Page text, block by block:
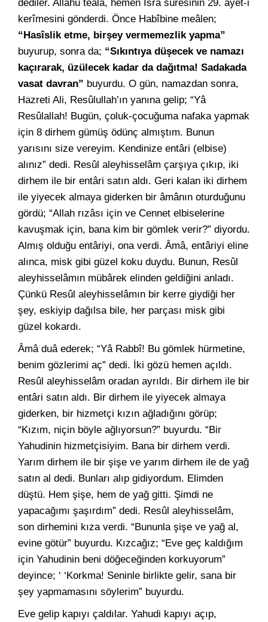
dediler. Allahü teâlâ, hemen İsrâ sûresinin 29. âyet-i
kerîmesini gönderdi. Önce Habîbine meâlen;
“Hasîslik etme, birşey vermemezlik yapma”
buyurup, sonra da; “Sıkıntıya düşecek ve namazı
kaçırarak, üzülecek kadar da dağıtma! Sadakada
vasat davran” buyurdu. O gün, namazdan sonra,
Hazreti Ali, Resûlullah’ın yanına gelip; “Yâ
Resûlallah! Bugün, çoluk-çocuğuma nafaka yapmak
için 8 dirhem gümüş ödünç almıştım. Bunun
yarısını size vereyim. Kendinize entâri (elbise)
alınız” dedi. Resûl aleyhisselâm çarşıya çıkıp, iki
dirhem ile bir entâri satın aldı. Geri kalan iki dirhem
ile yiyecek almaya giderken bir âmânın oturduğunu
gördü; “Allah rızâsı için ve Cennet elbiselerine
kavuşmak için, bana kim bir gömlek verir?” diyordu.
Almış olduğu entâriyi, ona verdi. Âmâ, entâriyi eline
alınca, misk gibi güzel koku duydu. Bunun, Resûl
aleyhisselâmın mübârek elinden geldiğini anladı.
Çünkü Resûl aleyhisselâmın bir kerre giydiği her
şey, eskiyip dağılsa bile, her parçası misk gibi
güzel kokardı.
Âmâ duâ ederek; “Yâ Rabbî! Bu gömlek hürmetine,
benim gözlerimi aç” dedi. İki gözü hemen açıldı.
Resûl aleyhisselâm oradan ayrıldı. Bir dirhem ile bir
entâri satın aldı. Bir dirhem ile yiyecek almaya
giderken, bir hizmetçi kızın ağladığını görüp;
“Kızım, niçin böyle ağlıyorsun?” buyurdu. “Bir
Yahudinin hizmetçisiyim. Bana bir dirhem verdi.
Yarım dirhem ile bir şişe ve yarım dirhem ile de yağ
satın al dedi. Bunları alıp gidiyordum. Elimden
düştü. Hem şişe, hem de yağ gitti. Şimdi ne
yapacağımı şaşırdım” dedi. Resûl aleyhisselâm,
son dirhemini kıza verdi. “Bununla şişe ve yağ al,
evine götür” buyurdu. Kızcağız; “Eve geç kaldığım
için Yahudinin beni döğeceğinden korkuyorum”
deyince; ‘ ‘Korkma! Seninle birlikte gelir, sana bir
şey yapmamasını söylerim” buyurdu.
Eve gelip kapıyı çaldılar. Yahudi kapıyı açıp,